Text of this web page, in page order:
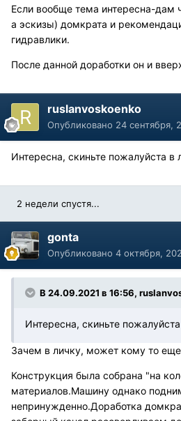
Если вообще тема интересна-дам
а эскизы) домкрата и
гидравлики.
После данной доработки он и
ruslanvoskoenko
Опубликовано 24 сентября,
Интересна, скиньте пожалуйста в
2 недели спустя...
gonta
Опубликовано 4 октября,
В 24.09.2021 в 16:56,
Интересна, скиньте
Зачем в личку, может кому то еще
Конструкция была собрана "на
материалов.Машину однако
непринужденно.Доработка